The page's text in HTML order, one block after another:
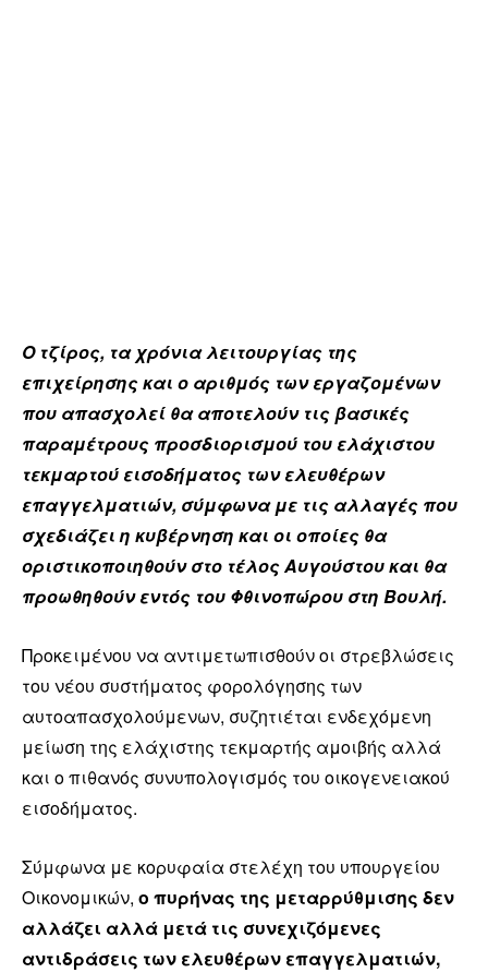
Ο τζίρος, τα χρόνια λειτουργίας της
επιχείρησης και ο αριθμός των εργαζομένων
που απασχολεί θα αποτελούν τις βασικές
παραμέτρους προσδιορισμού του ελάχιστου
τεκμαρτού εισοδήματος των ελευθέρων
επαγγελματιών, σύμφωνα με τις αλλαγές που
σχεδιάζει η κυβέρνηση και οι οποίες θα
οριστικοποιηθούν στο τέλος Αυγούστου και θα
προωθηθούν εντός του Φθινοπώρου στη Βουλή.
Προκειμένου να αντιμετωπισθούν οι στρεβλώσεις
του νέου συστήματος φορολόγησης των
αυτοαπασχολούμενων, συζητιέται ενδεχόμενη
μείωση της ελάχιστης τεκμαρτής αμοιβής αλλά
και ο πιθανός συνυπολογισμός του οικογενειακού
εισοδήματος.
Σύμφωνα με κορυφαία στελέχη του υπουργείου
Οικονομικών, ο πυρήνας της μεταρρύθμισης δεν
αλλάζει αλλά μετά τις συνεχιζόμενες
αντιδράσεις των ελευθέρων επαγγελματιών,